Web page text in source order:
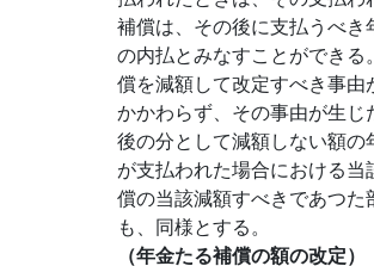
補償は、その後に支払うべき
の内払とみなすことができる
償を減額して改定すべき事由
かかわらず、その事由が生じ
後の分として減額しない額の
が支払われた場合における当
償の当該減額すべきであつた
も、同様とする。
（年金たる補償の額の改定）